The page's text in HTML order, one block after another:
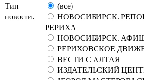
Тип
новости:
(все)
НОВОСИБИРСК.
РЕРИХА
НОВОСИБИРСК.
РЕРИХОВСКОЕ
ВЕСТИ С АЛТАЯ
ИЗДАТЕЛЬСКИЙ